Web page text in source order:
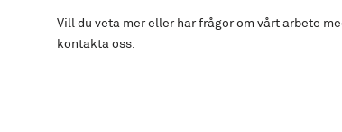
Vill du veta mer eller har frågor om vårt arbete
kontakta oss.